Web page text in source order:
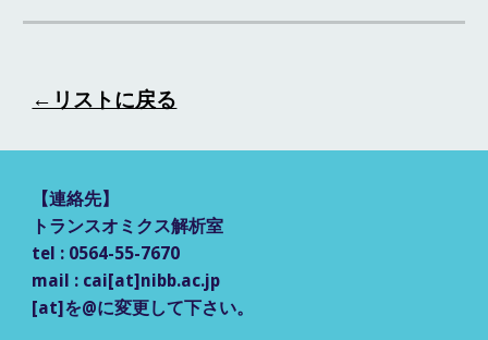
←リストに戻る
【連絡先】
トランスオミクス解析室
tel : 0564-55-7670
mail : cai[at]nibb.ac.jp
[at]を@に変更して下さい。